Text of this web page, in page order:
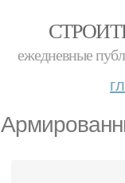
ежедневные